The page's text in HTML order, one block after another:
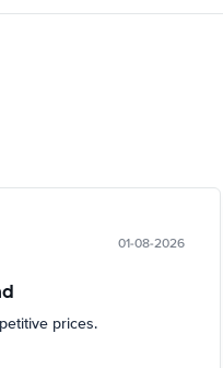
01-08-2026
prices.